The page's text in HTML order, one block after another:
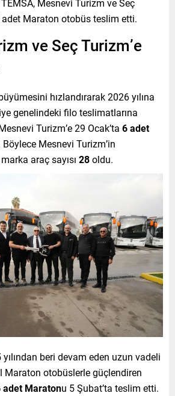
Mesnevi Turizm ve Seç
adet Maraton otobüs teslim etti.
ve Seç Turizm’e
hızlandırarak 2026 yılına
genelindeki filo teslimatlarına
Turizm’e 29 Ocak’ta 6 adet
Mesnevi Turizm’in
araç sayısı 28oldu.
beri devam eden uzun vadeli
Maraton otobüslerle güçlendiren
adet Maratonu 5 Şubat’ta teslim etti.